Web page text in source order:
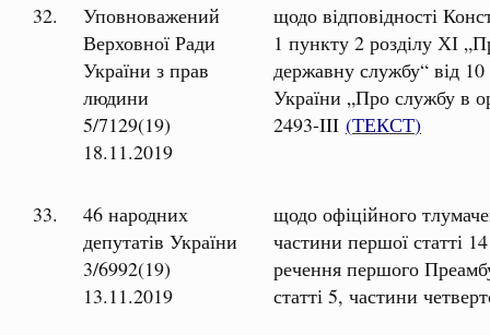
32.
Уповноважений
Верховної Ради
України з прав
людини
5/7129(19)
18.11.2019
щодо відповідності
1 пункту 2 розділу ХІ
державну службу“ від
України „Про службу в
2493-III (ТЕКСТ)
33.
46 народних
депутатів України
3/6992(19)
13.11.2019
щодо офіційного
частини першої статті
речення першого
статті 5, частини